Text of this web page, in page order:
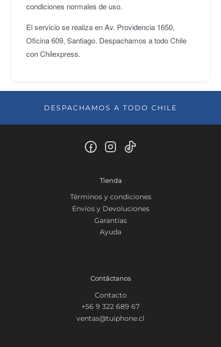
condiciones normales de uso.
El servicio se realiza en Av. Providencia 1650,
Oficina 609, Santiago. Despachamos a todo Chile
con Chilexpress.
DESPACHAMOS A TODO CHILE
Tienda
Términos y condiciones
Envíos y Devoluciones
Garantías
Ayuda
Contáctanos
Contacto
+56 9 322 689 67
ventas@tuiphone.cl